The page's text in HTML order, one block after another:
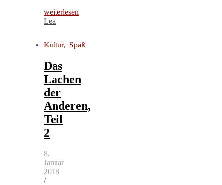
weiterlesen
Lea
Kultur, Spaß
Das
Lachen
der
Anderen,
Teil
2
8.
Januar
2018
/